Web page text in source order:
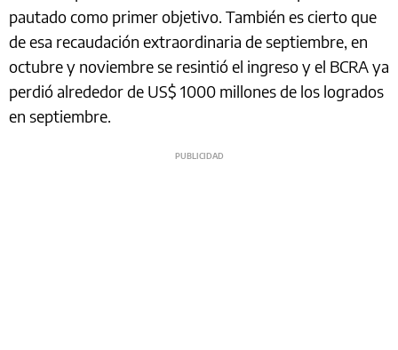
pautado como primer objetivo. También es cierto que
de esa recaudación extraordinaria de septiembre, en
octubre y noviembre se resintió el ingreso y el BCRA ya
perdió alrededor de US$ 1000 millones de los logrados
en septiembre.